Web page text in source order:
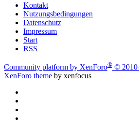
Kontakt
Nutzungsbedingungen
Datenschutz
Impressum
Start
RSS
Community platform by XenForo® ©
XenForo theme by xenfocus